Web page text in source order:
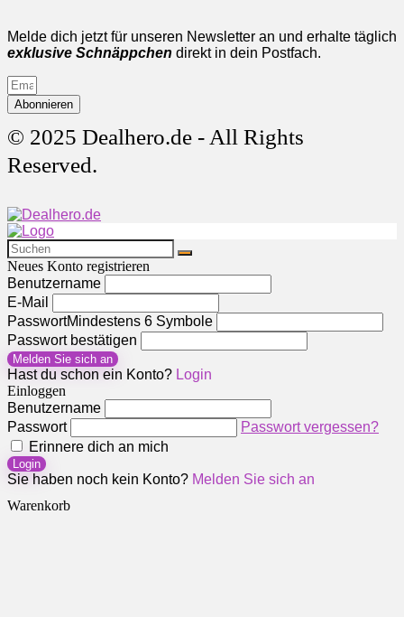
Melde dich jetzt für unseren Newsletter an und erhalte täglich
exklusive Schnäppchen direkt in dein Postfach.
Abonnieren
© 2025 Dealhero.de - All Rights
Reserved.
Neues Konto registrieren
Benutzername
E-Mail
PasswortMindestens 6 Symbole
Passwort bestätigen
Melden Sie sich an
Hast du schon ein Konto? Login
Einloggen
Benutzername
Passwort
Passwort vergessen?
Erinnere dich an mich
Login
Sie haben noch kein Konto? Melden Sie sich an
Warenkorb